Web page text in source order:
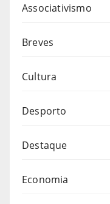
Associativismo
Breves
Cultura
Desporto
Destaque
Economia